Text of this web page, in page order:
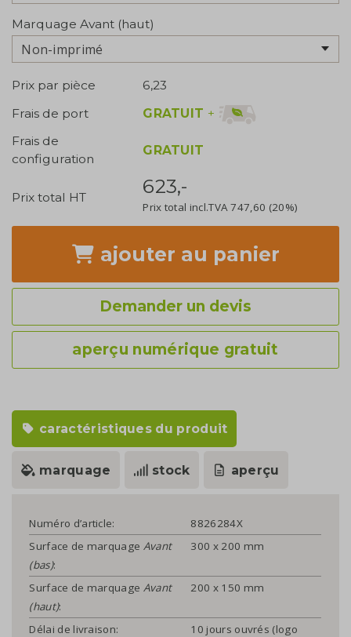
Marquage Avant (haut)
Non-imprimé
Prix par pièce
6,23
Frais de port
GRATUIT +
Frais de
configuration
GRATUIT
Prix total HT 623,-
Prix total incl.TVA747,60 (20%)
ajouter au panier
Demander un devis
aperçu numérique gratuit
caractéristiques du produit
marquage stock aperçu
Numéro d’article:
8826284X
Surface de marquage Avant
(bas):
300 x 200 mm
Surface de marquage Avant
(haut):
200 x 150 mm
Délai de livraison:
10 jours ouvrés (logo